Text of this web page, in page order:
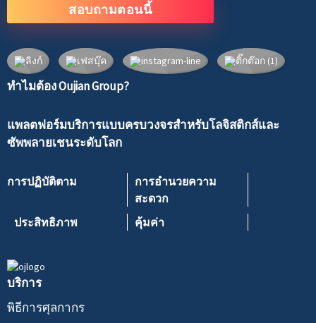
สอบถามตอนนี้
ทำไมต้อง Oujian Group?
แพลตฟอร์มบริการแบบครบวงจรสำหรับโลจิสติกส์และ
ซัพพลายเชนระดับโลก
การปฏิบัติตาม
การอำนวยความ
สะดวก
ประสิทธิภาพ
คุ้มค่า
บริการ
พิธีการศุลกากร